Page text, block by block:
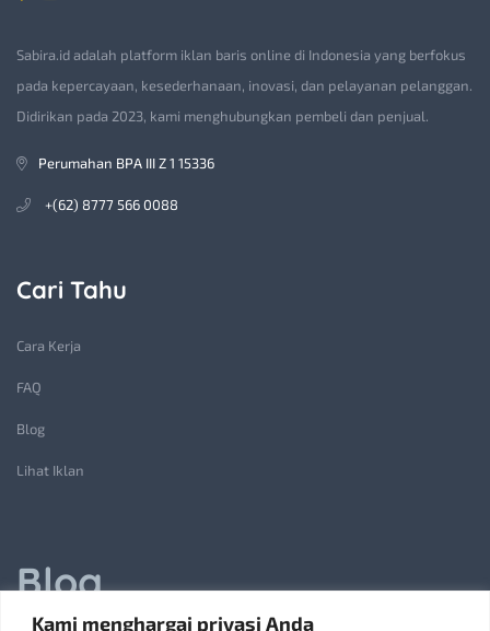
Kami menghargai privasi Anda
Sabira.id adalah platform iklan baris online di Indonesia yang berfokus
pada kepercayaan, kesederhanaan, inovasi, dan pelayanan pelanggan.
Didirikan pada 2023, kami menghubungkan pembeli dan penjual.
Perumahan BPA III Z 1 15336
+(62) 8777 566 0088
Cari Tahu
Cara Kerja
FAQ
Blog
Lihat Iklan
Blog